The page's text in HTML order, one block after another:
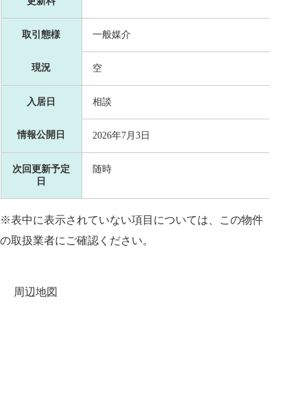
取引態様 一般媒介
現況 空
入居日 相談
情報公開日 2026年7月3日
次回更新予定
日
随時
※表中に表示されていない項目については、この物件
の取扱業者にご確認ください。
周辺地図